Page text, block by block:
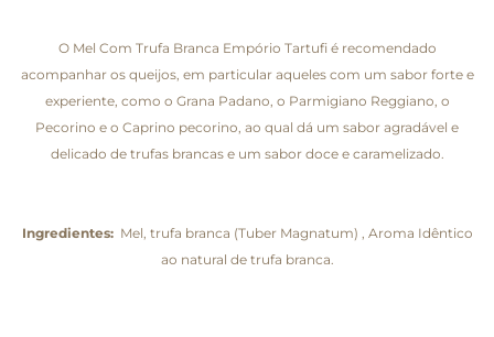
O Mel Com Trufa Branca Empório Tartufi é recomendado
acompanhar os queijos, em particular aqueles com um sabor forte e
experiente, como o Grana Padano, o Parmigiano Reggiano, o
Pecorino e o Caprino pecorino, ao qual dá um sabor agradável e
delicado de trufas brancas e um sabor doce e caramelizado.
Ingredientes:Mel, trufa branca (Tuber Magnatum) , Aroma Idêntico
ao natural de trufa branca.